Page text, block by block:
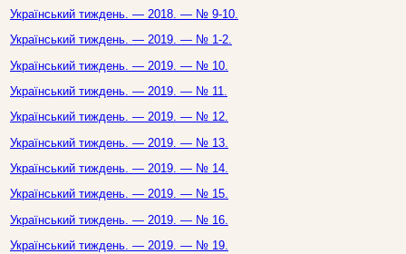
Український тиждень. — 2018. — № 9-10.
Український тиждень. — 2019. — № 1-2.
Український тиждень. — 2019. — № 10.
Український тиждень. — 2019. — № 11.
Український тиждень. — 2019. — № 12.
Український тиждень. — 2019. — № 13.
Український тиждень. — 2019. — № 14.
Український тиждень. — 2019. — № 15.
Український тиждень. — 2019. — № 16.
Український тиждень. — 2019. — № 19.